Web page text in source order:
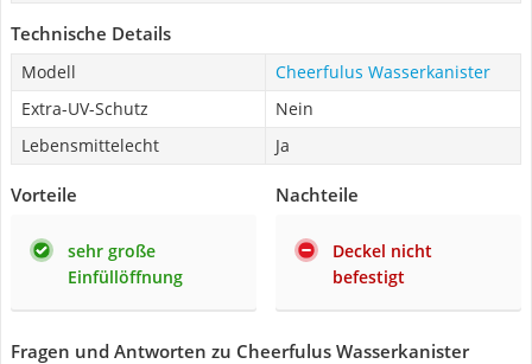
Technische Details
Modell
Cheerfulus Wasserkanister
Extra-UV-Schutz
Nein
Lebensmittelecht
Ja
Vorteile
sehr große
Einfüllöffnung
Nachteile
Deckel nicht
befestigt
Fragen und Antworten zu Cheerfulus Wasserkanister